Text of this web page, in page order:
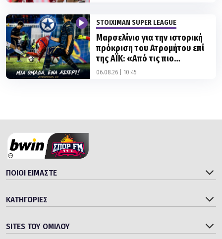
STOIXIMAN SUPER LEAGUE
Μαρσελίνιο για την ιστορική
πρόκριση του Ατρομήτου επί
της ΑΪΚ: «Από τις πιο
αξέχαστες εμφανίσεις μου!»
06.08.26 | 10:45
ΠΟΙΟΙ ΕΙΜΑΣΤΕ
ΚΑΤΗΓΟΡΙΕΣ
SITES ΤΟΥ ΟΜΙΛΟΥ